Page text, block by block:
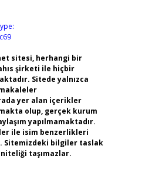
sitesi, herhangi bir
şirketi ile hiçbir
Sitede yalnızca
makaleler
yer alan içerikler
olup, gerçek kurum
yapılmamaktadır.
ile isim benzerlikleri
Sitemizdeki bilgiler taslak
taşımazlar.